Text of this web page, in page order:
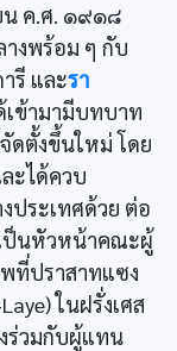
น ค.ศ. ๑๙๑๘
งพร้อม ๆ กับ
รี และรา
เข้ามามีบทบาท
ดตั้งขึ้นใหม่ โดย
ะได้ควบ
ประเทศด้วย ต่อ
ป็นหัวหน้าคณะผู้
ที่ปราสาทแซง
ในฝรั่งเศส
ร่วมกับผู้แทน